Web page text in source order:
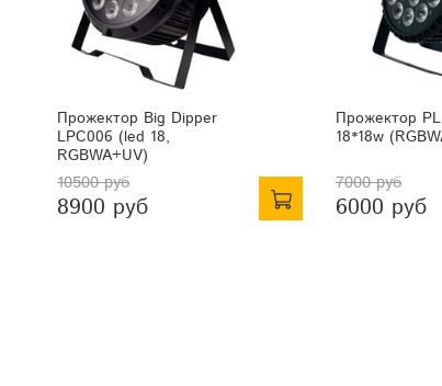
Прожектор Big Dipper
LPC006 (led 18,
RGBWA+UV)
10500 руб
8900 руб
Прожектор
18*18w
7000 руб
6000 руб